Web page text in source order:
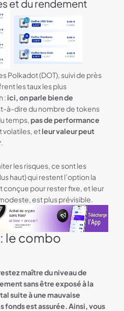
et du rendement
Polkadot (DOT), suivi de près
les taux les plus
: ici, on parle bien de
à-dire du nombre de tokens
temps, pas de performance
volatiles, etleur valeur peut
.
les risques, ce sont les
haut) qui restent l’option la
conçue pour rester fixe, et leur
est plus prévisible.
le combo
maître du niveau de
sans être exposé à la
suite à une mauvaise
fonds est assurée. Ainsi, vous